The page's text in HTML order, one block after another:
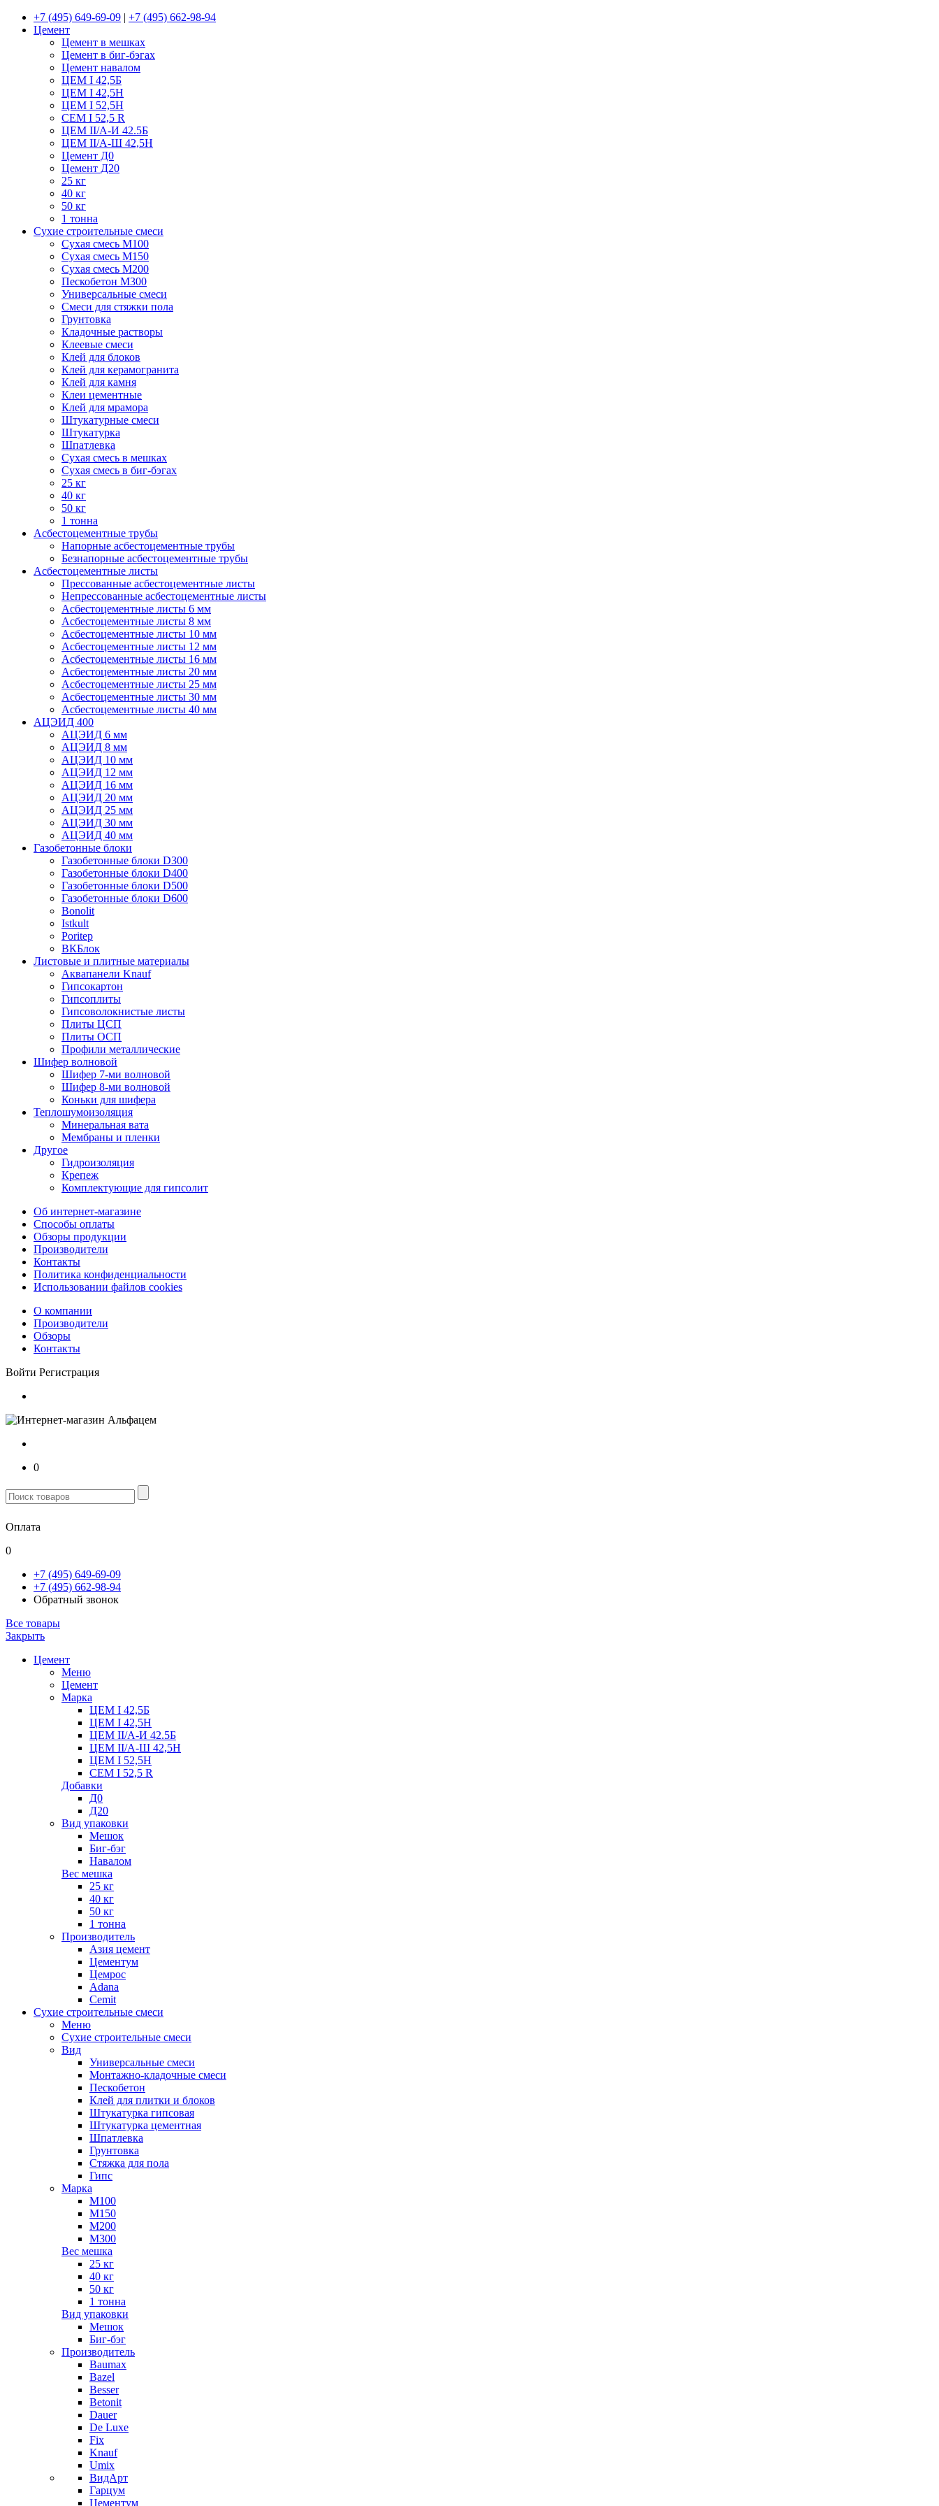
+7 (495) 649-69-09 | +7 (495) 662-98-94
Цемент
Цемент в мешках
Цемент в биг-бэгах
Цемент навалом
ЦЕМ I 42,5Б
ЦЕМ I 42,5Н
ЦЕМ I 52,5Н
CEM I 52,5 R
ЦЕМ II/А-И 42.5Б
ЦЕМ II/А-Ш 42,5Н
Цемент Д0
Цемент Д20
25 кг
40 кг
50 кг
1 тонна
Сухие строительные смеси
Сухая смесь М100
Сухая смесь М150
Сухая смесь М200
Пескобетон М300
Универсальные смеси
Смеси для стяжки пола
Грунтовка
Кладочные растворы
Клеевые смеси
Клей для блоков
Клей для керамогранита
Клей для камня
Клеи цементные
Клей для мрамора
Штукатурные смеси
Штукатурка
Шпатлевка
Сухая смесь в мешках
Сухая смесь в биг-бэгах
25 кг
40 кг
50 кг
1 тонна
Асбестоцементные трубы
Напорные асбестоцементные трубы
Безнапорные асбестоцементные трубы
Асбестоцементные листы
Прессованные асбестоцементные листы
Непрессованные асбестоцементные листы
Асбестоцементные листы 6 мм
Асбестоцементные листы 8 мм
Асбестоцементные листы 10 мм
Асбестоцементные листы 12 мм
Асбестоцементные листы 16 мм
Асбестоцементные листы 20 мм
Асбестоцементные листы 25 мм
Асбестоцементные листы 30 мм
Асбестоцементные листы 40 мм
АЦЭИД 400
АЦЭИД 6 мм
АЦЭИД 8 мм
АЦЭИД 10 мм
АЦЭИД 12 мм
АЦЭИД 16 мм
АЦЭИД 20 мм
АЦЭИД 25 мм
АЦЭИД 30 мм
АЦЭИД 40 мм
Газобетонные блоки
Газобетонные блоки D300
Газобетонные блоки D400
Газобетонные блоки D500
Газобетонные блоки D600
Bonolit
Istkult
Poritep
ВКБлок
Листовые и плитные материалы
Аквапанели Knauf
Гипсокартон
Гипсоплиты
Гипсоволокнистые листы
Плиты ЦСП
Плиты ОСП
Профили металлические
Шифер волновой
Шифер 7-ми волновой
Шифер 8-ми волновой
Коньки для шифера
Теплошумоизоляция
Минеральная вата
Мембраны и пленки
Другое
Гидроизоляция
Крепеж
Комплектующие для гипсолит
Об интернет-магазине
Способы оплаты
Обзоры продукции
Производители
Контакты
Политика конфиденциальности
Использовании файлов cookies
О компании
Производители
Обзоры
Контакты
Войти Регистрация
0
Оплата
0
+7 (495) 649-69-09
+7 (495) 662-98-94
Обратный звонок
Все товары
Закрыть
Цемент
Меню
Цемент
Марка
ЦЕМ I 42,5Б
ЦЕМ I 42,5Н
ЦЕМ II/А-И 42.5Б
ЦЕМ II/А-Ш 42,5Н
ЦЕМ I 52,5Н
CEM I 52,5 R
Добавки
Д0
Д20
Вид упаковки
Мешок
Биг-бэг
Навалом
Вес мешка
25 кг
40 кг
50 кг
1 тонна
Производитель
Азия цемент
Цементум
Цемрос
Adana
Cemit
Сухие строительные смеси
Меню
Сухие строительные смеси
Вид
Универсальные смеси
Монтажно-кладочные смеси
Пескобетон
Клей для плитки и блоков
Штукатурка гипсовая
Штукатурка цементная
Шпатлевка
Грунтовка
Стяжка для пола
Гипс
Марка
М100
М150
М200
М300
Вес мешка
25 кг
40 кг
50 кг
1 тонна
Вид упаковки
Мешок
Биг-бэг
Производитель
Baumax
Bazel
Besser
Betonit
Dauer
De Luxe
Fix
Knauf
Umix
ВидАрт
Гарцум
Цементум